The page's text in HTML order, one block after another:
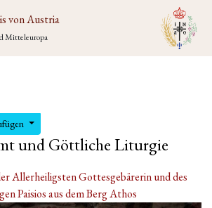
von Austria
Mitteleuropa
und Göttliche Liturgie
Allerheiligsten Gottesgebärerin und des
Paisios aus dem Berg Athos